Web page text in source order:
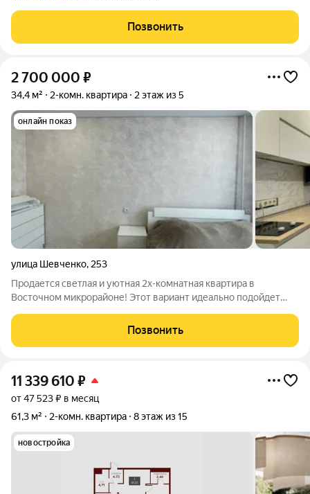
Позвонить
2 700 000 ₽
34,4 м² 2-комн. квартира 2 этаж из 5
онлайн показ
улица Шевченко, 253
Продается светлая и уютная 2х-комнатная квартира в
Восточном микрорайоне! Этот вариант идеально подойдет
площадь жилья составляет 34,4 м, расположена на2 этаже 5-
этажного кирпичного дома по
Позвонить
11 339 610 ₽
от 47 523 ₽ в месяц
61,3 м²
2-комн. квартира 8 этаж из 15
новостройка